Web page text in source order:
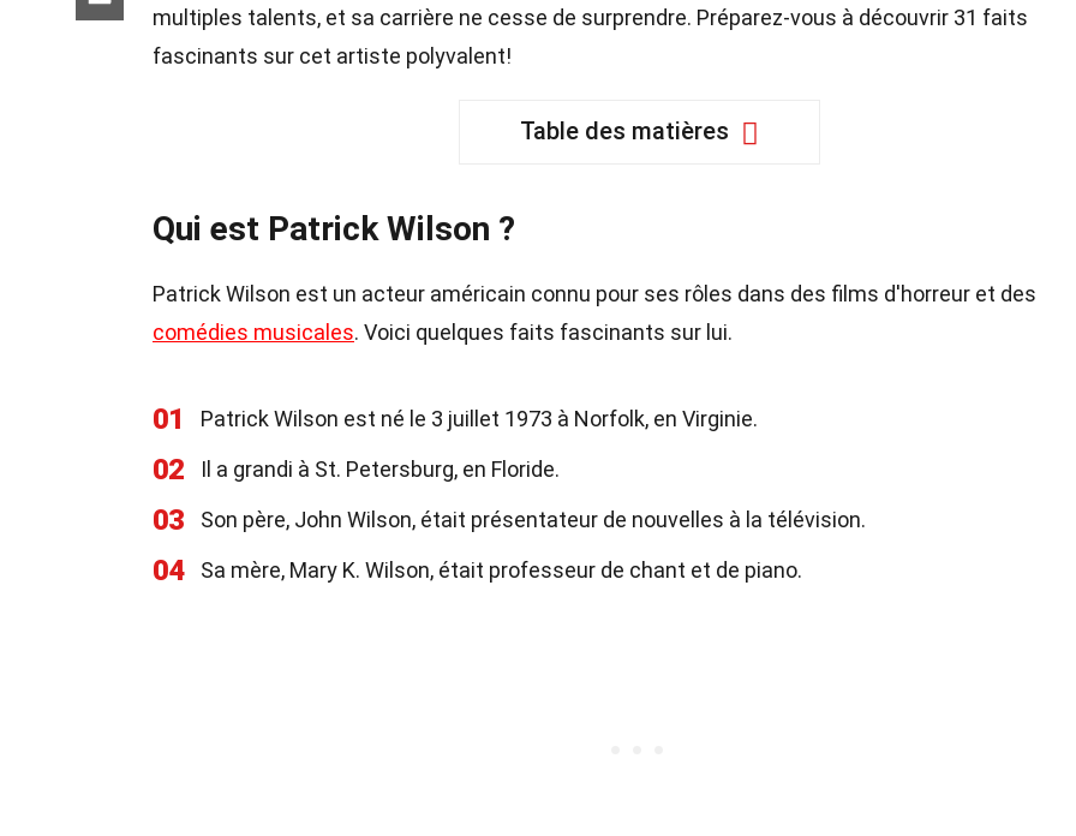
multiples talents, et sa carrière ne cesse de surprendre. Préparez-vous à découvrir 31 faits
fascinants sur cet artiste polyvalent!
Table des matières
Qui est Patrick Wilson ?
Patrick Wilson est un acteur américain connu pour ses rôles dans des films d'horreur et des
comédies musicales. Voici quelques faits fascinants sur lui.
01 Patrick Wilson est né le 3 juillet 1973 à Norfolk, en Virginie.
02 Il a grandi à St. Petersburg, en Floride.
03 Son père, John Wilson, était présentateur de nouvelles à la télévision.
04 Sa mère, Mary K. Wilson, était professeur de chant et de piano.